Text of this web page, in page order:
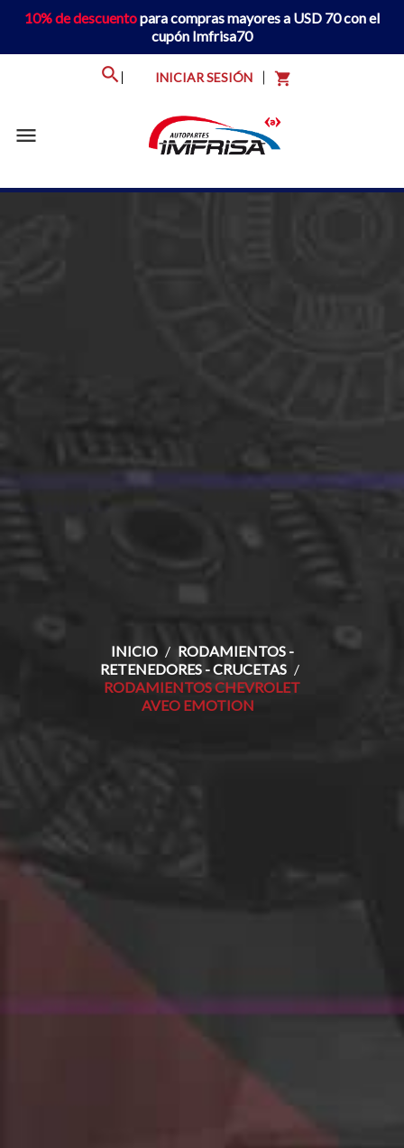
10% de descuentopara compras mayores a USD 70 con el
cupón Imfrisa70
INICIAR SESIÓN shopping_cart
menu
INICIO
RODAMIENTOS -
RETENEDORES - CRUCETAS
RODAMIENTOS CHEVROLET
AVEO EMOTION